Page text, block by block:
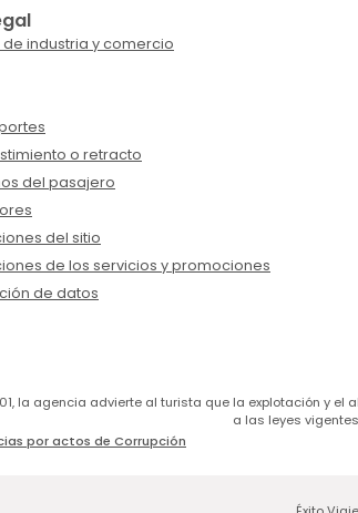
industria y comercio
o retracto
del pasajero
del sitio
de los servicios y promociones
de datos
la agencia advierte al turista que la explotación y
a las leyes vigentes
por actos de Corrupción